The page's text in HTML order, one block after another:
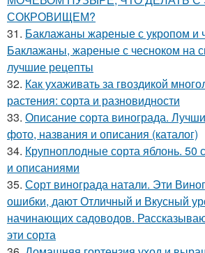
СОКРОВИЩЕМ?
31. Баклажаны жареные с укропом и
Баклажаны, жареные с чесноком на
лучшие рецепты
32. Как ухаживать за гвоздикой
растения: сорта и разновидности
33. Описание сорта винограда.
фото, названия и описания (каталог)
34. Крупноплодные сорта яблонь. 50
и описаниями
35. Сорт винограда натали. Эти
ошибки, дают Отличный и Вкусный
начинающих садоводов.
эти сорта